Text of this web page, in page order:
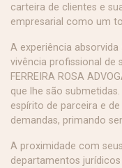
carteira de clientes e
empresarial como um
A experiência
vivência profissional de
FERREIRA ROSA
que lhe são
espírito de parceira e
demandas, primando
A proximidade com
departamentos